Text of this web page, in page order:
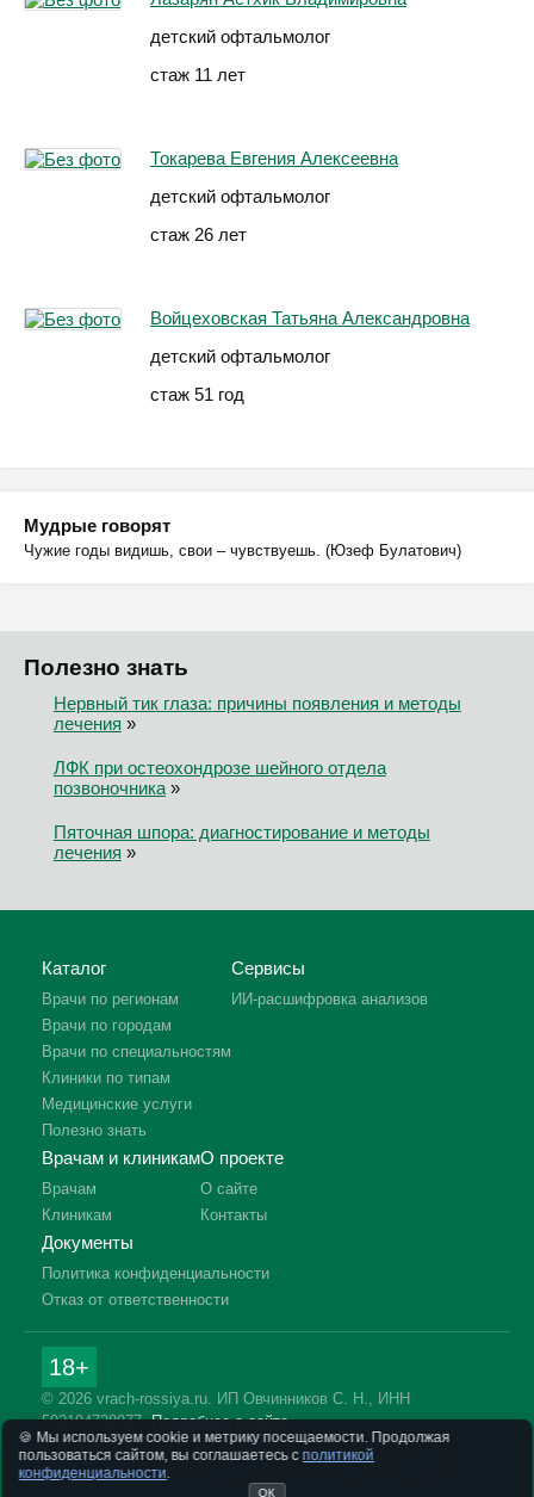
детский офтальмолог
стаж 11 лет
Токарева Евгения Алексеевна
детский офтальмолог
стаж 26 лет
Войцеховская Татьяна Александровна
детский офтальмолог
стаж 51 год
Мудрые говорят
Чужие годы видишь, свои – чувствуешь. (Юзеф Булатович)
Полезно знать
Нервный тик глаза: причины появления и методы
лечения »
ЛФК при остеохондрозе шейного отдела
позвоночника»
Пяточная шпора: диагностирование и методы
лечения »
Каталог
Врачи по регионам
Врачи по городам
Врачи по специальностям
Клиники по типам
Медицинские услуги
Полезно знать
Сервисы
ИИ-расшифровка анализов
Врачам и клиникам
Врачам
Клиникам
О проекте
О сайте
Контакты
Документы
Политика конфиденциальности
Отказ от ответственности
18+
© 2026 vrach-rossiya.ru. ИП Овчинников С. Н., ИНН
592104728977.Подробнее о сайте
Информация на сайте не заменяет приём врача. Имеются
противопоказания, необходима консультация специалиста.
🍪 Мы используем cookie и метрику посещаемости. Продолжая
пользоваться сайтом, вы соглашаетесь с политикой
конфиденциальности
ОК